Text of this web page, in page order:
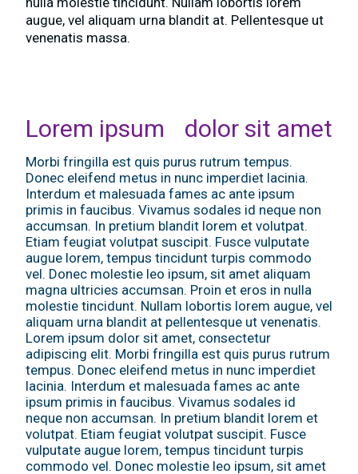
augue, vel aliquam urna blandit at. Pellentesque ut
venenatis massa.
Lorem ipsum dolor sit amet
Morbi fringilla est quis purus rutrum tempus.
Donec eleifend metus in nunc imperdiet lacinia.
Interdum et malesuada fames ac ante ipsum
primis in faucibus. Vivamus sodales id neque non
accumsan. In pretium blandit lorem et volutpat.
Etiam feugiat volutpat suscipit. Fusce vulputate
augue lorem, tempus tincidunt turpis commodo
vel. Donec molestie leo ipsum, sit amet aliquam
magna ultricies accumsan. Proin et eros in nulla
molestie tincidunt. Nullam lobortis lorem augue, vel
aliquam urna blandit at pellentesque ut venenatis.
Lorem ipsum dolor sit amet, consectetur
adipiscing elit. Morbi fringilla est quis purus rutrum
tempus. Donec eleifend metus in nunc imperdiet
lacinia. Interdum et malesuada fames ac ante
ipsum primis in faucibus. Vivamus sodales id
neque non accumsan. In pretium blandit lorem et
volutpat. Etiam feugiat volutpat suscipit. Fusce
vulputate augue lorem, tempus tincidunt turpis
commodo vel. Donec molestie leo ipsum, sit amet